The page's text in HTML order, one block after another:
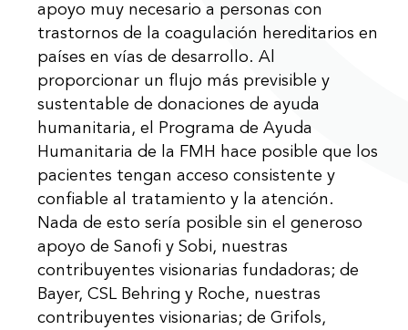
apoyo muy necesario a personas con
trastornos de la coagulación hereditarios en
países en vías de desarrollo. Al
proporcionar un flujo más previsible y
sustentable de donaciones de ayuda
humanitaria, el Programa de Ayuda
Humanitaria de la FMH hace posible que los
pacientes tengan acceso consistente y
confiable al tratamiento y la atención.
Nada de esto sería posible sin el generoso
apoyo de Sanofi y Sobi, nuestras
contribuyentes visionarias fundadoras; de
Bayer, CSL Behring y Roche, nuestras
contribuyentes visionarias; de Grifols,